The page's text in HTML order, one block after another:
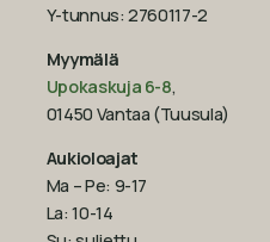
Y-tunnus: 2760117-2
Myymälä
Upokaskuja 6-8,
01450 Vantaa (Tuusula)
Aukioloajat
Ma – Pe: 9-17
La: 10-14